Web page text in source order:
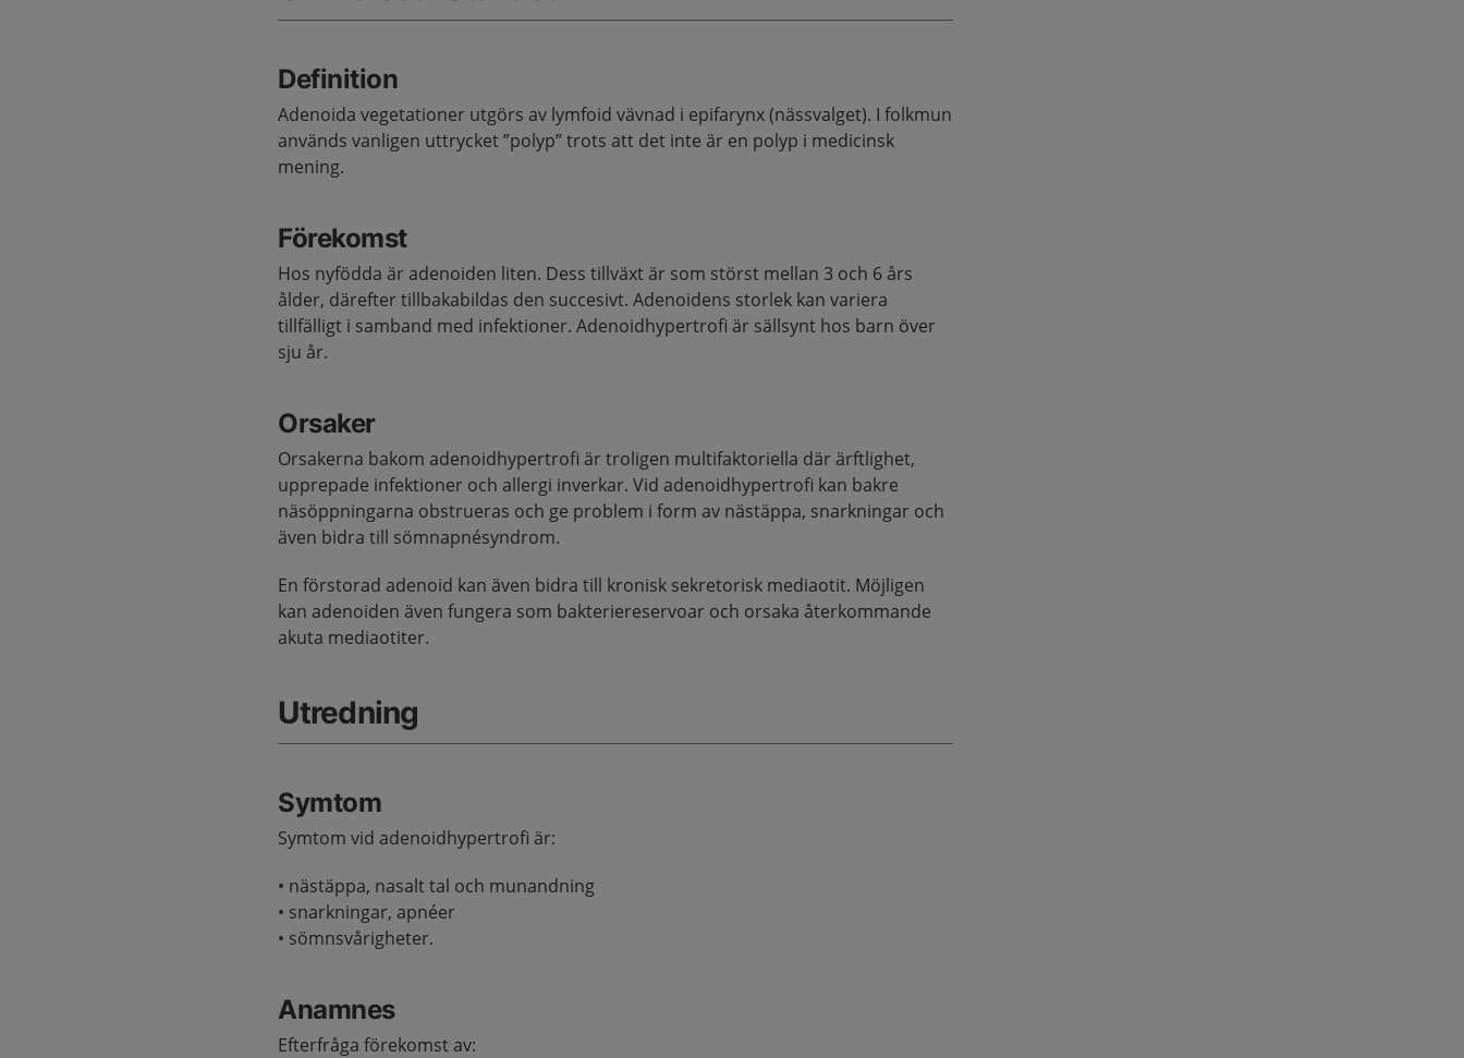
Definition
Adenoida vegetationer utgörs av lymfoid vävnad i epifarynx (nässvalget). I folkmun
används vanligen uttrycket ”polyp” trots att det inte är en polyp i medicinsk
mening.
Förekomst
Hos nyfödda är adenoiden liten. Dess tillväxt är som störst mellan 3 och 6 års
ålder, därefter tillbakabildas den succesivt. Adenoidens storlek kan variera
tillfälligt i samband med infektioner. Adenoidhypertrofi är sällsynt hos barn över
sju år.
Orsaker
Orsakerna bakom adenoidhypertrofi är troligen multifaktoriella där ärftlighet,
upprepade infektioner och allergi inverkar. Vid adenoidhypertrofi kan bakre
näsöppningarna obstrueras och ge problem i form av nästäppa, snarkningar och
även bidra till sömnapnésyndrom.
En förstorad adenoid kan även bidra till kronisk sekretorisk mediaotit. Möjligen
kan adenoiden även fungera som bakteriereservoar och orsaka återkommande
akuta mediaotiter.
Utredning
Symtom
Symtom vid adenoidhypertrofi är:
• nästäppa, nasalt tal och munandning
• snarkningar, apnéer
• sömnsvårigheter.
Anamnes
Efterfråga förekomst av: